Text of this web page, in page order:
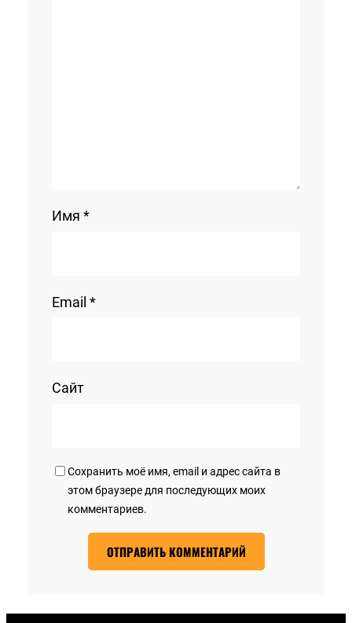
Имя *
Email *
Сайт
Сохранить моё имя, email и адрес сайта в
этом браузере для последующих моих
комментариев.